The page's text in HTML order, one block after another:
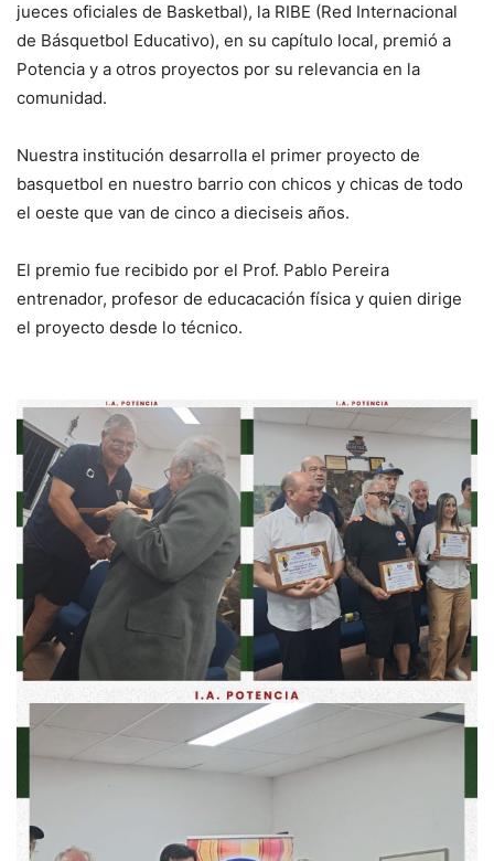
jueces oficiales de Basketbal), la RIBE (Red Internacional
de Básquetbol Educativo), en su capítulo local, premió a
Potencia y a otros proyectos por su relevancia en la
comunidad.
Nuestra institución desarrolla el primer proyecto de
basquetbol en nuestro barrio con chicos y chicas de todo
el oeste que van de cinco a dieciseis años.
El premio fue recibido por el Prof. Pablo Pereira
entrenador, profesor de educacación física y quien dirige
el proyecto desde lo técnico.